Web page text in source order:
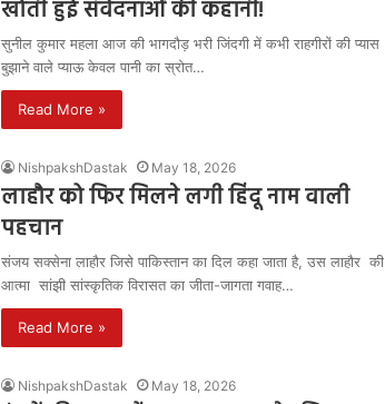
खोती हुई संवेदनाओं की कहानी!
सुनील कुमार महला आज की भागदौड़ भरी जिंदगी में कभी राहगीरों की प्यास
बुझाने वाले प्याऊ केवल पानी का स्रोत…
Read More »
NishpakshDastak May 18, 2026
लाहौर को फिर मिलने लगी हिंदू नाम वाली
पहचान
संजय सक्सेना लाहौर जिसे पाकिस्तान का दिल कहा जाता है, उस लाहौर की
आत्मा सांझी सांस्कृतिक विरासत का जीता-जागता गवाह…
Read More »
NishpakshDastak May 18, 2026